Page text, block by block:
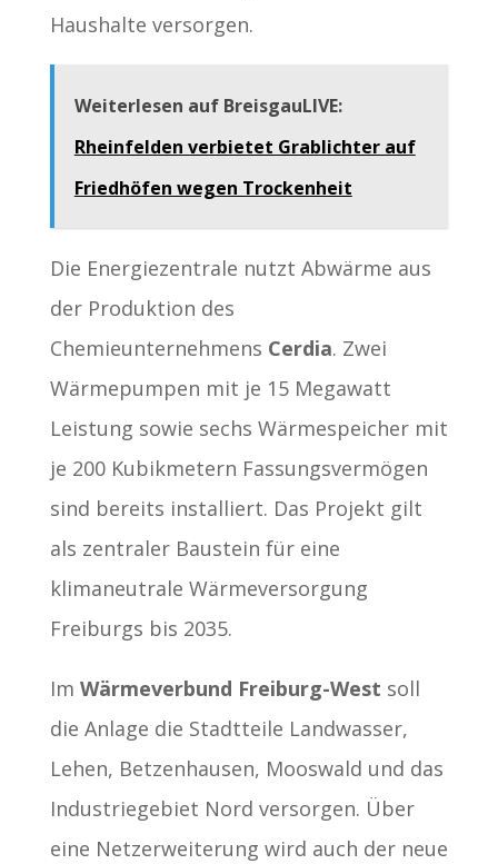
Haushalte versorgen.
Weiterlesen auf BreisgauLIVE:
Rheinfelden verbietet Grablichter auf
Friedhöfen wegen Trockenheit
Die Energiezentrale nutzt Abwärme aus
der Produktion des
Chemieunternehmens Cerdia. Zwei
Wärmepumpen mit je 15 Megawatt
Leistung sowie sechs Wärmespeicher mit
je 200 Kubikmetern Fassungsvermögen
sind bereits installiert. Das Projekt gilt
als zentraler Baustein für eine
klimaneutrale Wärmeversorgung
Freiburgs bis 2035.
Im Wärmeverbund Freiburg-West soll
die Anlage die Stadtteile Landwasser,
Lehen, Betzenhausen, Mooswald und das
Industriegebiet Nord versorgen. Über
eine Netzerweiterung wird auch der neue